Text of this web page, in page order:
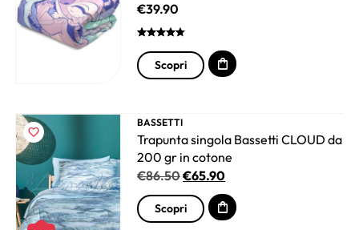
€39.90
Scopri
BASSETTI
Trapunta singola Bassetti CLOUD da
200 gr in cotone
€86.50€65.90
Scopri